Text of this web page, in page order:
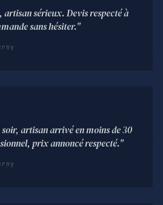
sérieux. Devis respecté à
sans hésiter."
artisan arrivé en moins de 30
prix annoncé respecté."